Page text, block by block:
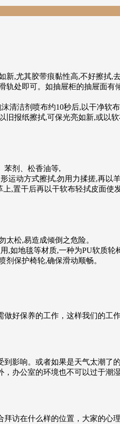
,尤其胶带痕黏性高,不好擦拭,
处即可。如抽屉柜的抽屉面
清洁剂喷布约10秒后,以干净软
报纸擦拭,可保光亮如新,或以
苯剂、松香油等,
运动方式擦拭,勿用力揉搓,再
,置干后再以干软布轻拭皮面
太松,易造成倾倒之危险。
,如地毯等材质,一种为PU软质
保护椅轮,确保滑动顺畅。
好保养的工作，这样我们的
影响。或者如果是天气太潮
办公室的环境也不可以过于
访在什么样的位置，大家的